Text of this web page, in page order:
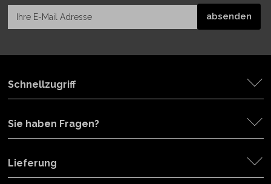
Schnellzugriff
Sie haben Fragen?
Lieferung